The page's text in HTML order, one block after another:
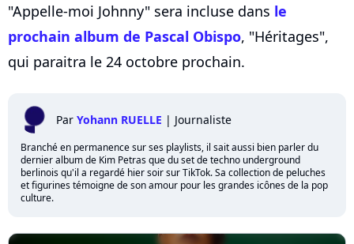
"Appelle-moi Johnny" sera incluse dans le
prochain album de Pascal Obispo, "Héritages",
qui paraitra le 24 octobre prochain.
Par Yohann RUELLE | Journaliste
Branché en permanence sur ses playlists, il sait aussi bien parler du
dernier album de Kim Petras que du set de techno underground
berlinois qu'il a regardé hier soir sur TikTok. Sa collection de peluches
et figurines témoigne de son amour pour les grandes icônes de la pop
culture.